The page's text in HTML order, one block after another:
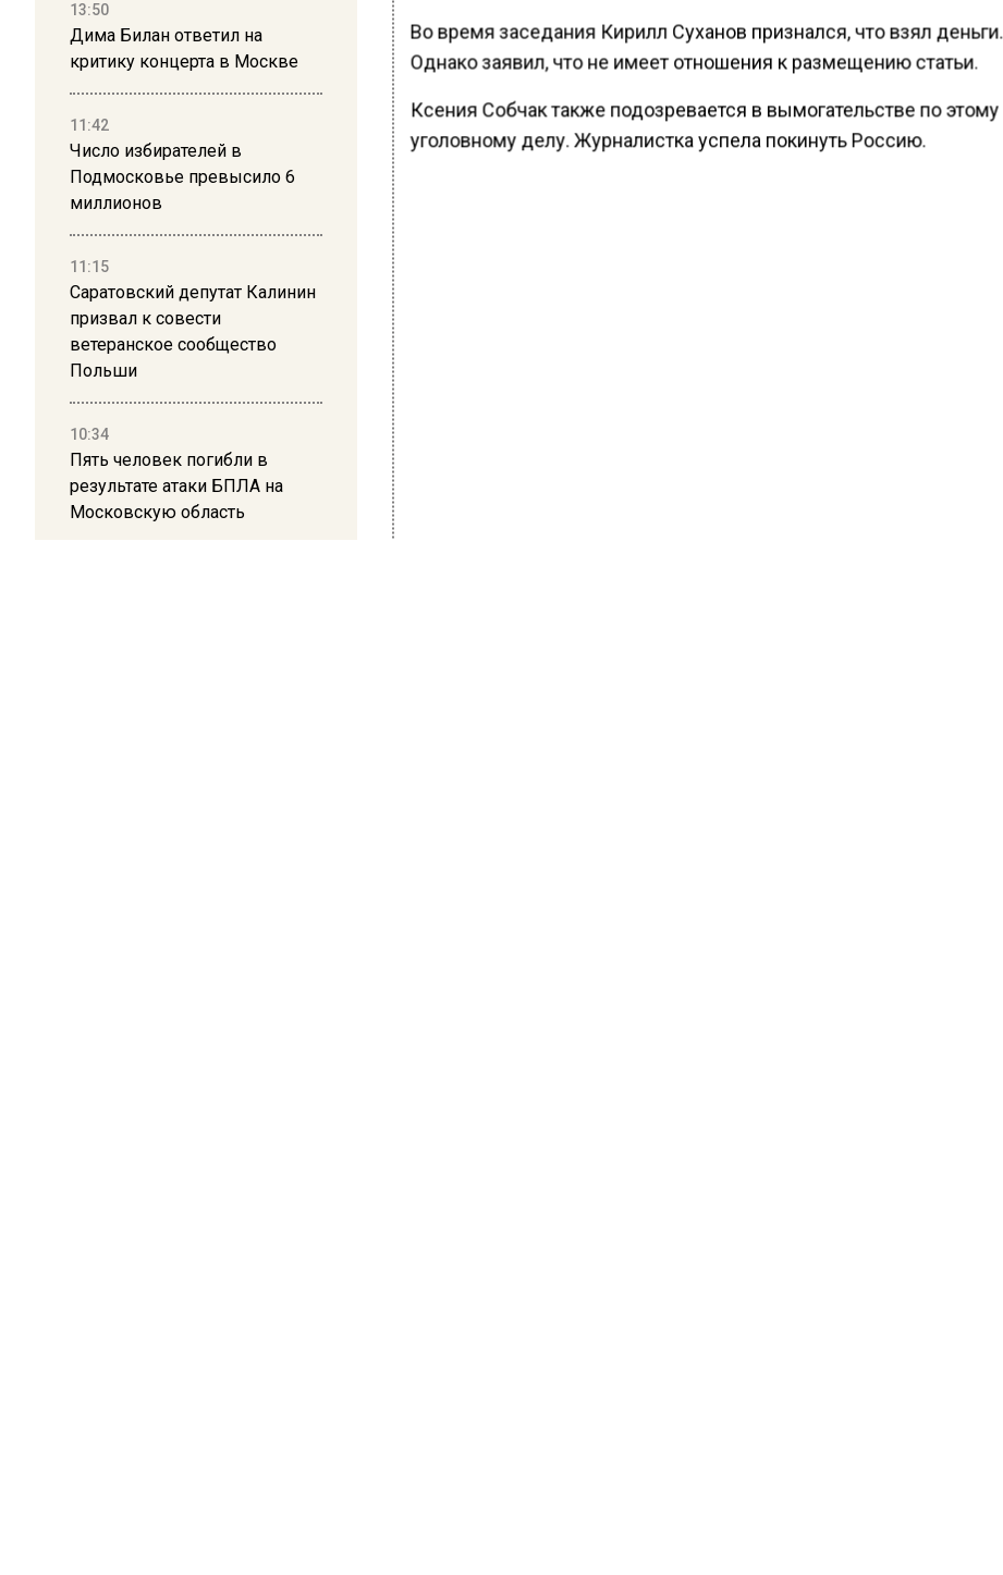
13:50
Дима Билан ответил на
критику концерта в Москве
11:42
Число избирателей в
Подмосковье превысило 6
миллионов
11:15
Саратовский депутат Калинин
призвал к совести
ветеранское сообщество
Польши
10:34
Пять человек погибли в
результате атаки БПЛА на
Московскую область
Во время заседания Кирилл Суханов признался, что взял деньги.
Однако заявил, что не имеет отношения к размещению статьи.
Ксения Собчак также подозревается в вымогательстве по этому
уголовному делу. Журналистка успела покинуть Россию.